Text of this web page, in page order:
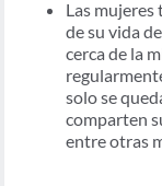
Las mujeres
de su vida
cerca de la
solo se
comparten
entre otras